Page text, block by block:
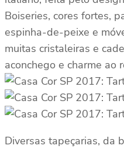
Boiseries, cores fortes,
espinha-de-peixe e
muitas cristaleiras e
aconchego e charme ao
Diversas tapeçarias, da